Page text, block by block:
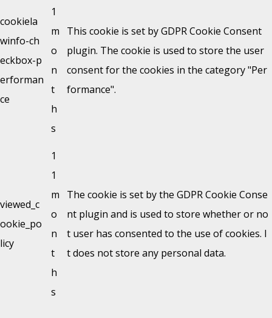
cookiela
winfo-ch
eckbox-p
erforman
ce
1
m
o
n
t
h
s
This cookie is set by GDPR Cookie Consent
plugin. The cookie is used to store the user
consent for the cookies in the category "Per
formance".
viewed_c
ookie_po
licy
1
1
m
o
n
t
h
s
The cookie is set by the GDPR Cookie Conse
nt plugin and is used to store whether or no
t user has consented to the use of cookies. I
t does not store any personal data.